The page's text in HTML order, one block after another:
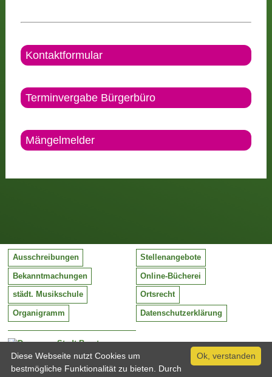
Kontaktformular
Terminvergabe Bürgerbüro
Mängelmelder
Stadt Barntrup
Mittelstraße 38
32683 Barntrup
Ausschreibungen Stellenangebote
Bekanntmachungen Online-Bücherei
städt. Musikschule Ortsrecht
Organigramm Datenschutzerklärung
Ok, verstanden
Diese Webseite nutzt Cookies um
bestmögliche Funktionalität zu bieten. Durch